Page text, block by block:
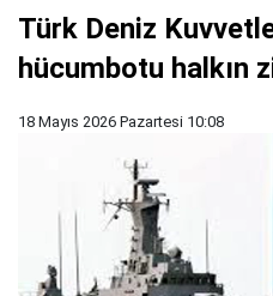
Türk Deniz
hücumbotu halkın
18 Mayıs 2026 Pazartesi 10:08